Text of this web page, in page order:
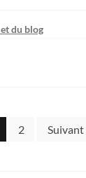
du blog
2 Suivant